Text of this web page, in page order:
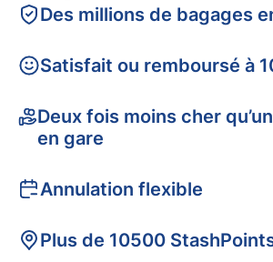
Des millions de bagages
Satisfait ou remboursé à
Deux fois moins cher
en gare
Annulation flexible
Plus de 10500